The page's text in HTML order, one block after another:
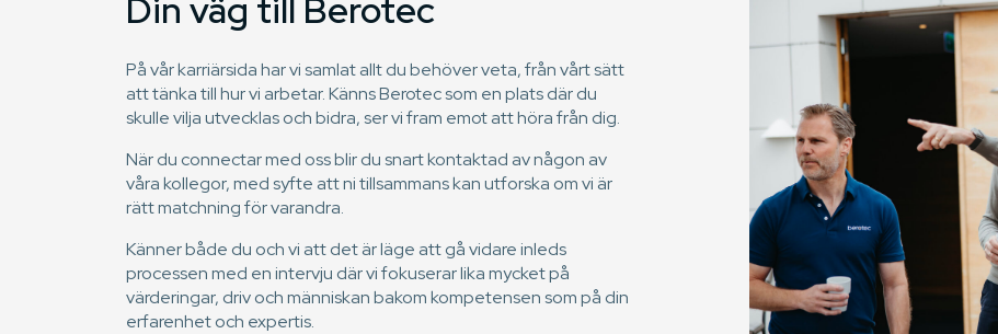
Din väg till Berotec
På vår karriärsida har vi samlat allt du behöver veta, från vårt sätt
att tänka till hur vi arbetar. Känns Berotec som en plats där du
skulle vilja utvecklas och bidra, ser vi fram emot att höra från dig.
När du connectar med oss blir du snart kontaktad av någon av
våra kollegor, med syfte att ni tillsammans kan utforska om vi är
rätt matchning för varandra.
Känner både du och vi att det är läge att gå vidare inleds
processen med en intervju där vi fokuserar lika mycket på
värderingar, driv och människan bakom kompetensen som på din
erfarenhet och expertis.